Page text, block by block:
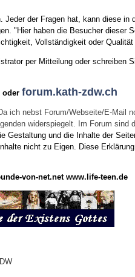
der Fragen hat, kann diese
"Hier haben die Besucher dieser
Vollständigkeit oder
per Mitteilung oder schreiben
oderforum.kath-zdw.ch
ich nebst Forum/Webseite/E-Mail
widerspiegelt. Im Forum sind
und die Inhalte der
nicht zu Eigen. Diese
von-net.net www.life-teen.de